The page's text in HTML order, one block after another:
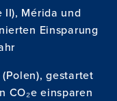
II), Mérida und
Einsparung
gestartet
CO₂e einsparen